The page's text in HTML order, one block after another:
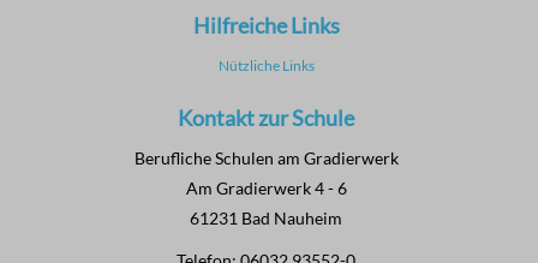
Hilfreiche Links
Nützliche Links
Kontakt zur Schule
Berufliche Schulen am Gradierwerk
Am Gradierwerk 4 - 6
61231 Bad Nauheim